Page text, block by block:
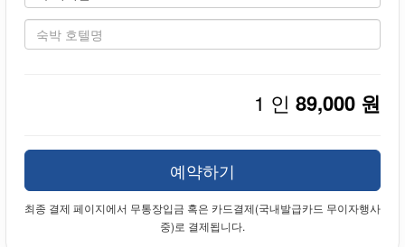
1 인 89,000 원
예약하기
최종 결제 페이지에서 무통장입금 혹은 카드결제(국내발급카드 무이자행사
중)로 결제됩니다.